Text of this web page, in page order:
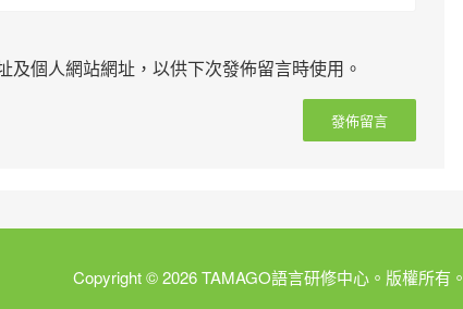
個人網站網址，以供下次發佈留言時使用。
Copyright © 2026 TAMAGO語言研修中心。版權所有。